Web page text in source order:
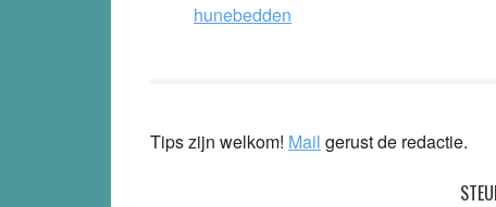
hunebedden
Tips zijn welkom! Mail gerust de redactie.